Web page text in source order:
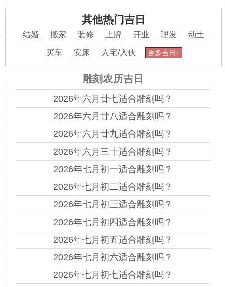
其他热门吉日
结婚 搬家 装修 上牌 开业 理发 动土
买车 安床 入宅/入伙 更多吉日+
雕刻农历吉日
2026年六月廿七适合雕刻吗？
2026年六月廿八适合雕刻吗？
2026年六月廿九适合雕刻吗？
2026年六月三十适合雕刻吗？
2026年七月初一适合雕刻吗？
2026年七月初二适合雕刻吗？
2026年七月初三适合雕刻吗？
2026年七月初四适合雕刻吗？
2026年七月初五适合雕刻吗？
2026年七月初六适合雕刻吗？
2026年七月初七适合雕刻吗？